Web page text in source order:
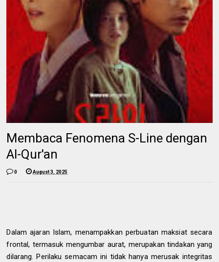
Membaca Fenomena S-Line dengan
Al-Qur'an
0 August 3, 2025
Dalam ajaran Islam, menampakkan perbuatan maksiat secara
frontal, termasuk mengumbar aurat, merupakan tindakan yang
dilarang. Perilaku semacam ini tidak hanya merusak integritas